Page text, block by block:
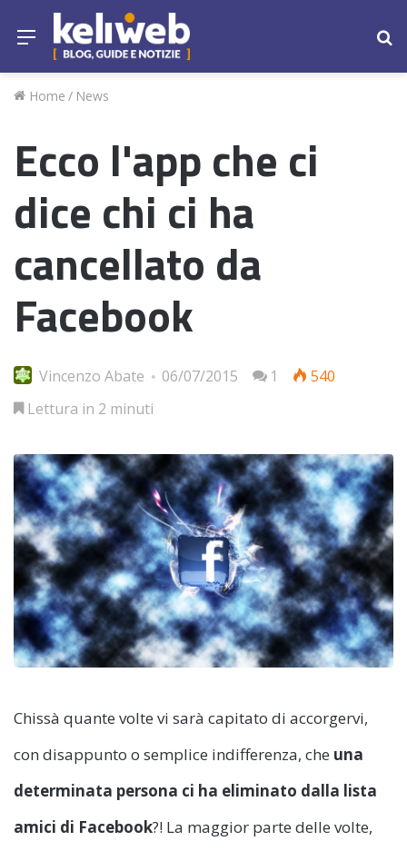
Menu
Home / News
Ecco l'app che ci
dice chi ci ha
cancellato da
Facebook
Vincenzo Abate 06/07/2015 1
540
Lettura in 2 minuti
Chissà quante volte vi sarà capitato di accorgervi,
con disappunto o semplice indifferenza, che una
determinata persona ci ha eliminato dalla lista
amici di Facebook?! La maggior parte delle volte,